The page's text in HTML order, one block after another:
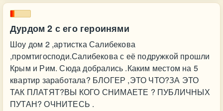
Дурдом 2 с его героинями
Шоу дом 2 ,артистка Салибекова
,промтигосподи.Салибекова с её подружкой прошли
Крым и Рим. Сюда добрались .Каким местом на 5
квартир заработала? БЛОГЕР ,ЭТО ЧТО?ЗА ЭТО
ТАК ПЛАТЯТ?ВЫ КОГО СНИМАЕТЕ ? ПУБЛИЧНЫХ
ПУТАН? ОЧНИТЕСЬ .